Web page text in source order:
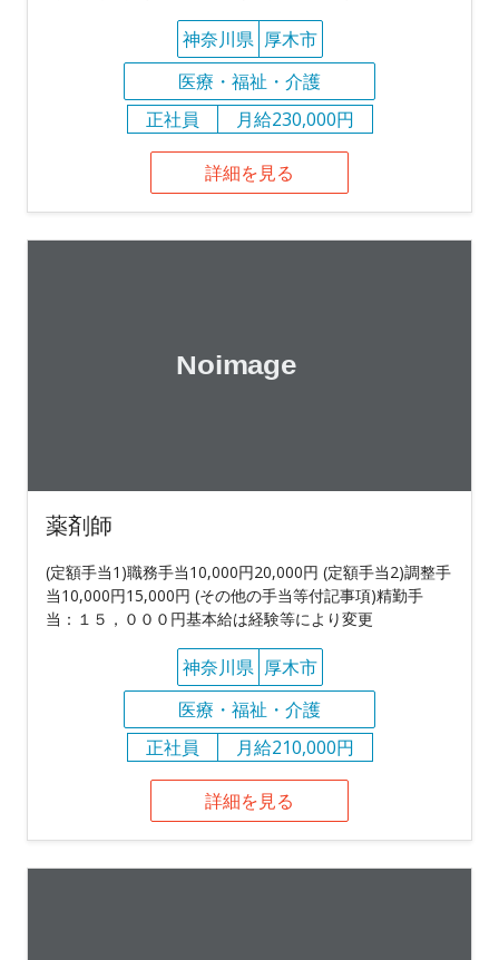
神奈川県 厚木市
医療・福祉・介護
正社員
月給230,000円
詳細を見る
薬剤師
(定額手当1)職務手当10,000円20,000円 (定額手当2)調整手
当10,000円15,000円 (その他の手当等付記事項)精勤手
当：１５，０００円基本給は経験等により変更
神奈川県 厚木市
医療・福祉・介護
正社員
月給210,000円
詳細を見る